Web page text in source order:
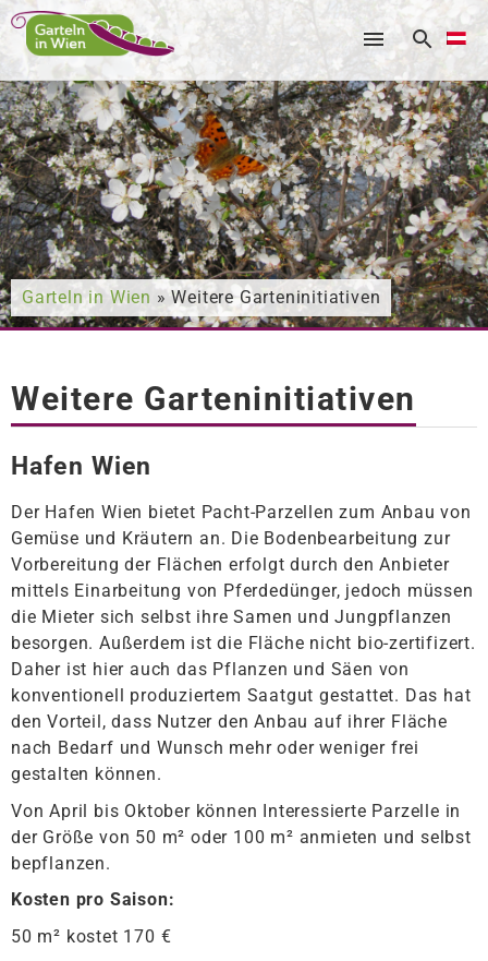
Nach was suchen Sie?
Garteln in Wien » Weitere Garteninitiativen
Weitere Garteninitiativen
Hafen Wien
Der Hafen Wien bietet Pacht-Parzellen zum Anbau von
Gemüse und Kräutern an. Die Bodenbearbeitung zur
Vorbereitung der Flächen erfolgt durch den Anbieter
mittels Einarbeitung von Pferdedünger, jedoch müssen
die Mieter sich selbst ihre Samen und Jungpflanzen
besorgen. Außerdem ist die Fläche nicht bio-zertifizert.
Daher ist hier auch das Pflanzen und Säen von
konventionell produziertem Saatgut gestattet. Das hat
den Vorteil, dass Nutzer den Anbau auf ihrer Fläche
nach Bedarf und Wunsch mehr oder weniger frei
gestalten können.
Von April bis Oktober können Interessierte Parzelle in
der Größe von 50 m² oder 100 m² anmieten und selbst
bepflanzen.
Kosten pro Saison:
50 m² kostet 170 €